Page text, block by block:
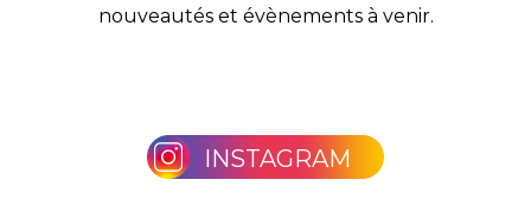
nouveautés et évènements à venir.
INSTAGRAM